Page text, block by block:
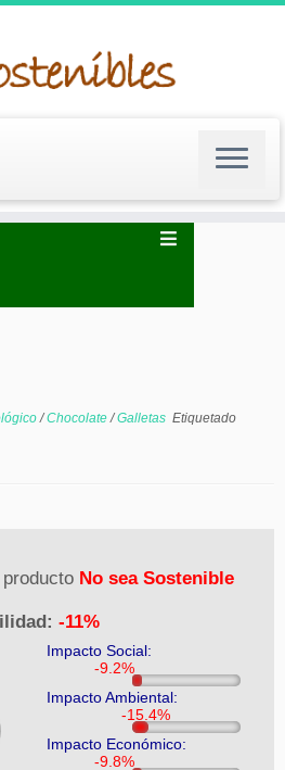
/Chocolate/Galletas Etiquetado
No sea Sostenible
-11%
Impacto Social:
Impacto Ambiental:
Impacto Económico: